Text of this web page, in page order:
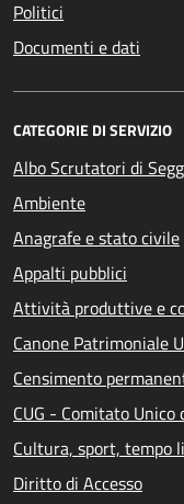
Politici
Documenti e dati
CATEGORIE DI SERVIZIO
Albo Scrutatori di
Ambiente
Anagrafe e stato civile
Appalti pubblici
Attività produttive e
Canone Patrimoniale
Censimento
CUG - Comitato Unico
Cultura, sport, tempo
Diritto di Accesso